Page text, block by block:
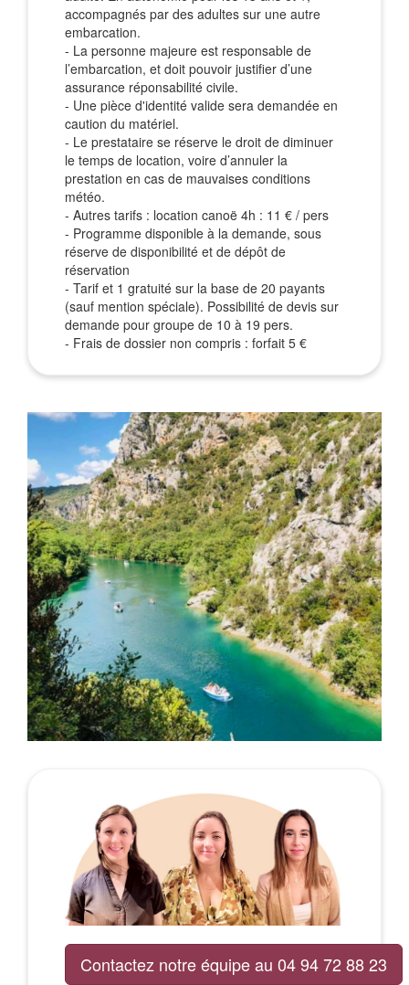
accompagnés par des adultes sur une autre
embarcation.
- La personne majeure est responsable de
l’embarcation, et doit pouvoir justifier d’une
assurance réponsabilité civile.
- Une pièce d'identité valide sera demandée en
caution du matériel.
- Le prestataire se réserve le droit de diminuer
le temps de location, voire d’annuler la
prestation en cas de mauvaises conditions
météo.
- Autres tarifs : location canoë 4h : 11 € / pers
- Programme disponible à la demande, sous
réserve de disponibilité et de dépôt de
réservation
- Tarif et 1 gratuité sur la base de 20 payants
(sauf mention spéciale). Possibilité de devis sur
demande pour groupe de 10 à 19 pers.
- Frais de dossier non compris : forfait 5 €
Contactez notre équipe au 04 94 72 88 23